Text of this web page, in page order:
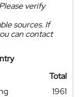
verify
sources. If
can contact
Total
1961